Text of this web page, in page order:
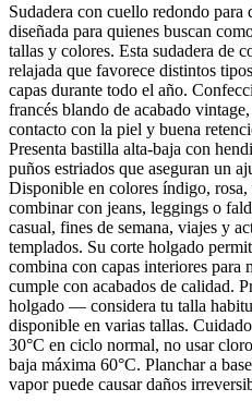
Sudadera con cuello redondo
diseñada para quienes buscan
tallas y colores. Esta sudadera de
relajada que favorece distintos
capas durante todo el año.
francés blando de acabado
contacto con la piel y buena
Presenta bastilla alta-baja con
puños estriados que aseguran un
Disponible en colores índigo,
combinar con jeans, leggings o
casual, fines de semana, viajes y
templados. Su corte holgado
combina con capas interiores
cumple con acabados de calidad.
holgado — considera tu talla
disponible en varias tallas.
30°C en ciclo normal, no usar
baja máxima 60°C. Planchar a
vapor puede causar daños